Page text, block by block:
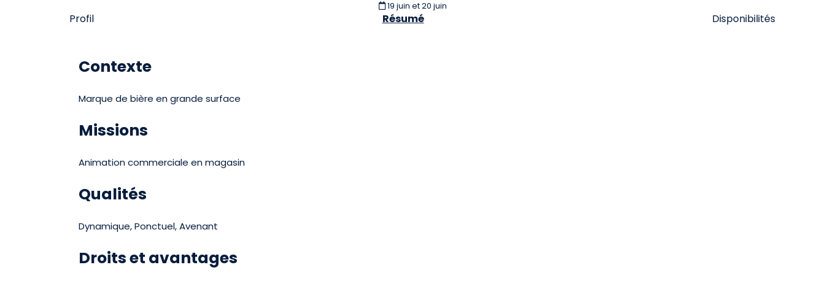
19 juin et 20 juin
Profil Résumé Disponibilités
Contexte
Marque de bière en grande surface
Missions
Animation commerciale en magasin
Qualités
Dynamique, Ponctuel, Avenant
Droits et avantages